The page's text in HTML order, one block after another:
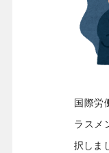
国際労
ラスメ
択しま